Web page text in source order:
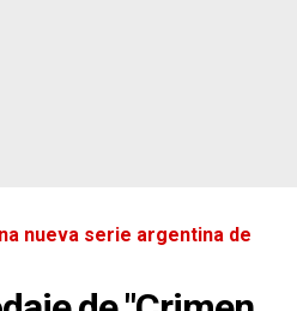
nueva serie argentina de